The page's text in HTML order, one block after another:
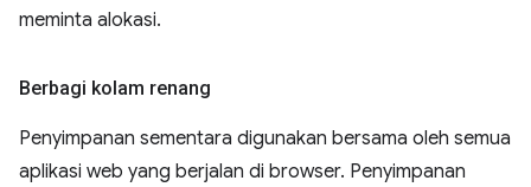
meminta alokasi.
Berbagi kolam renang
Penyimpanan sementara digunakan bersama oleh semua
aplikasi web yang berjalan di browser. Penyimpanan